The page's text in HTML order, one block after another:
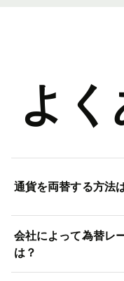
よ
通貨を両替する方法
会社によって為替レ
は？